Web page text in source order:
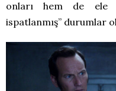
onları hem de ele
ispatlanmış” durumlar